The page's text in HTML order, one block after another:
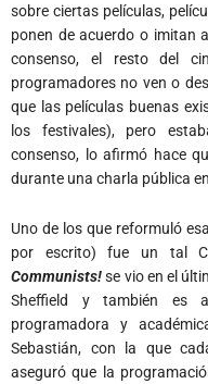
sobre ciertas películas,
ponen de acuerdo o imitan
consenso, el resto del
programadores no ven o
que las películas buenas
los festivales), pero
consenso, lo afirmó hace
durante una charla pública
Uno de los que reformuló
por escrito) fue un tal
Communists!se vio en el
Sheffield y también es
programadora y
Sebastián, con la que
aseguró que la